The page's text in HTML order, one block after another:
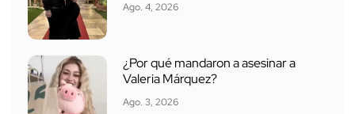
Ago. 4, 2026
¿Por qué mandaron a asesinar a
Valeria Márquez?
Ago. 3, 2026